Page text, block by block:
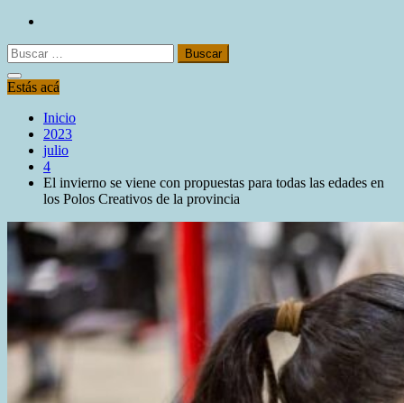
Buscar:
Estás acá
Inicio
2023
julio
4
El invierno se viene con propuestas para todas las edades en
los Polos Creativos de la provincia